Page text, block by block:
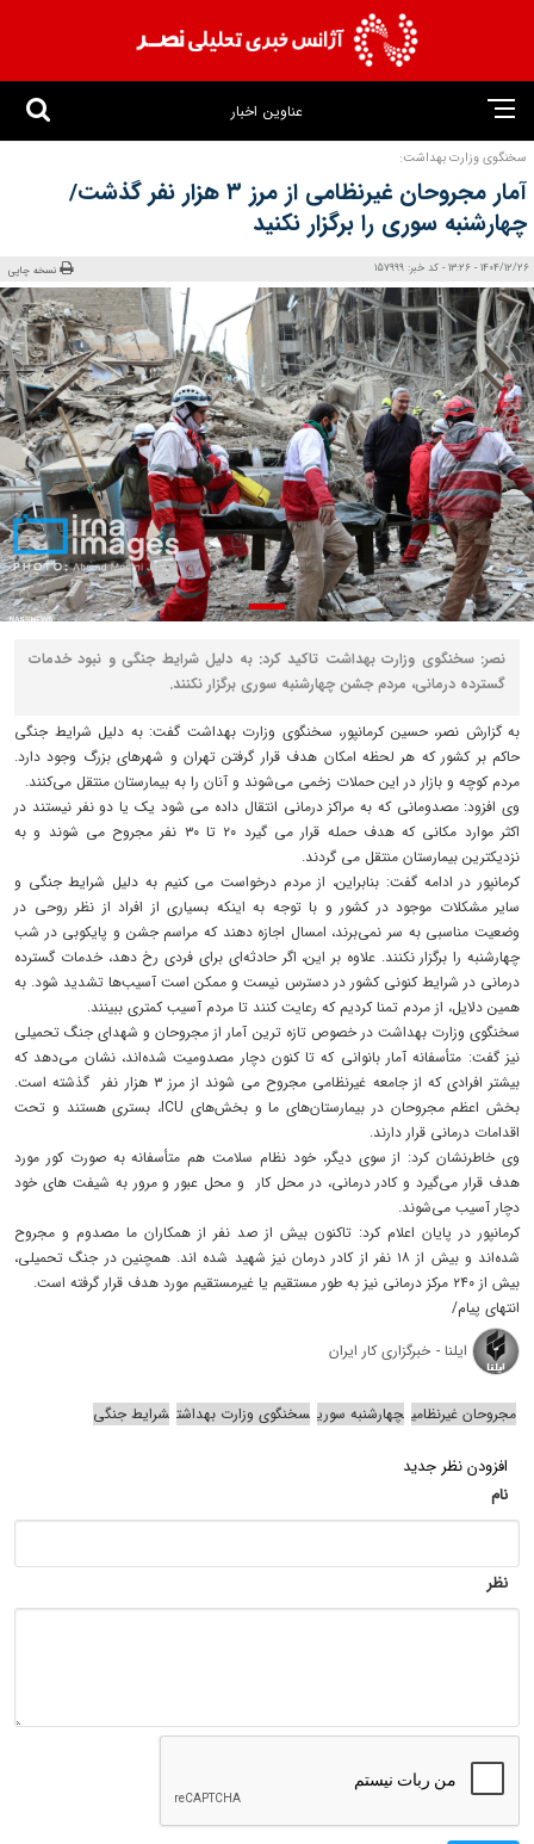
عناوین اخبار
سخنگوی وزارت بهداشت:
آمار مجروحان غیرنظامی از مرز ۳ هزار نفر گذشت/
چهارشنبه سوری را برگزار نکنید
1404/12/26 - 13:26 - کد خبر: 157999 نسخه چاپی
نصر: سخنگوی وزارت بهداشت تاکید کرد: به دلیل شرایط جنگی و نبود خدمات
گسترده درمانی، مردم جشن چهارشنبه سوری برگزار نکنند.
به گزارش نصر، حسین کرمانپور، سخنگوی وزارت بهداشت گفت: به دلیل شرایط جنگی
حاکم بر کشور که هر لحظه امکان هدف قرار گرفتن تهران و شهرهای بزرگ وجود دارد.
مردم کوچه و بازار در این حملات زخمی می‌شوند و آنان را به بیمارستان منتقل می‌کنند.
وی افزود: مصدومانی که به مراکز درمانی انتقال داده می شود یک یا دو نفر نیستند در
اکثر موارد مکانی که هدف حمله قرار می گیرد ۲۰ تا ۳۰ نفر مجروح می شوند و به
نزدیکترین بیمارستان منتقل می گردند.
کرمانپور در ادامه گفت: بنابراین، از مردم درخواست می کنیم به دلیل شرایط جنگی و
سایر مشکلات موجود در کشور و با توجه به اینکه بسیاری از افراد از نظر روحی در
وضعیت مناسبی به سر نمی‌برند، امسال اجازه دهند که مراسم جشن و پایکوبی در شب
چهارشنبه را برگزار نکنند. علاوه بر این، اگر حادثه‌ای برای فردی رخ دهد، خدمات گسترده
درمانی در شرایط کنونی کشور در دسترس نیست و ممکن است آسیب‌ها تشدید شود. به
همین دلایل، از مردم تمنا کردیم که رعایت کنند تا مردم آسیب کمتری ببینند.
سخنگوی وزارت بهداشت در خصوص تازه ترین آمار از مجروحان و شهدای جنگ تحمیلی
نیز گفت: متأسفانه آمار بانوانی که تا کنون دچار مصدومیت شده‌اند، نشان می‌دهد که
بیشتر افرادی که از جامعه غیرنظامی مجروح می شوند از مرز ۳ هزار نفر گذشته است.
بخش اعظم مجروحان در بیمارستان‌های ما و بخش‌های ICU، بستری هستند و تحت
اقدامات درمانی قرار دارند.
وی خاطرنشان کرد: از سوی دیگر، خود نظام سلامت هم متأسفانه به صورت کور مورد
هدف قرار می‌گیرد و کادر درمانی، در محل کار و محل عبور و مرور به شیفت های خود
دچار آسیب می‌شوند.
کرمانپور در پایان اعلام کرد: تاکنون بیش از صد نفر از همکاران ما مصدوم و مجروح
شده‌اند و بیش از ۱۸ نفر از کادر درمان نیز شهید شده اند. همچنین در جنگ تحمیلی،
بیش از ۲۴۰ مرکز درمانی نیز به طور مستقیم یا غیرمستقیم مورد هدف قرار گرفته است.
انتهای پیام/
ایلنا - خبرگزاری کار ایران
مجروحان غیرنظامی چهارشنبه سوری سخنگوی وزارت بهداشت شرایط جنگی
افزودن نظر جدید
نام
نظر